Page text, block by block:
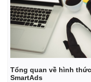
Thế giới
Cuộc sống đó đây
Tổng quan về hình
SmartAds